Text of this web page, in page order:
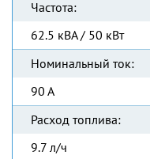
Частота:
62.5 кВА / 50 кВт
Номинальный ток:
90 А
Расход топлива:
9.7 л/ч